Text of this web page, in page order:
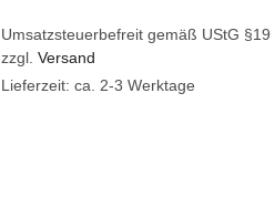
Umsatzsteuerbefreit gemäß UStG §19
zzgl. Versand
Lieferzeit: ca. 2-3 Werktage